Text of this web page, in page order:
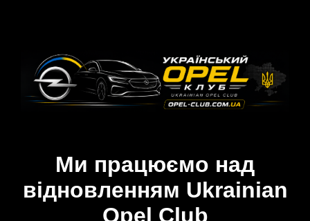
Ми працюємо над
відновленням Ukrainian
Opel Club